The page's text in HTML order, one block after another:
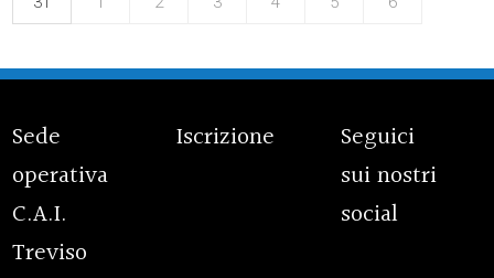
Sede
operativa
C.A.I.
Treviso
Iscrizione
Seguici
sui nostri
social